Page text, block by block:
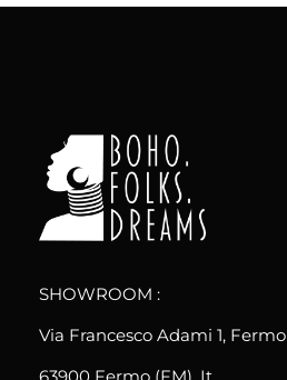
SHOWROOM :
Via Francesco Adami 1, Fermo